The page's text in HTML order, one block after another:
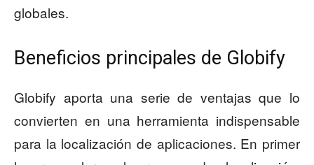
globales.
Beneficios principales de Globify
Globify aporta una serie de ventajas que lo
convierten en una herramienta indispensable
para la localización de aplicaciones. En primer